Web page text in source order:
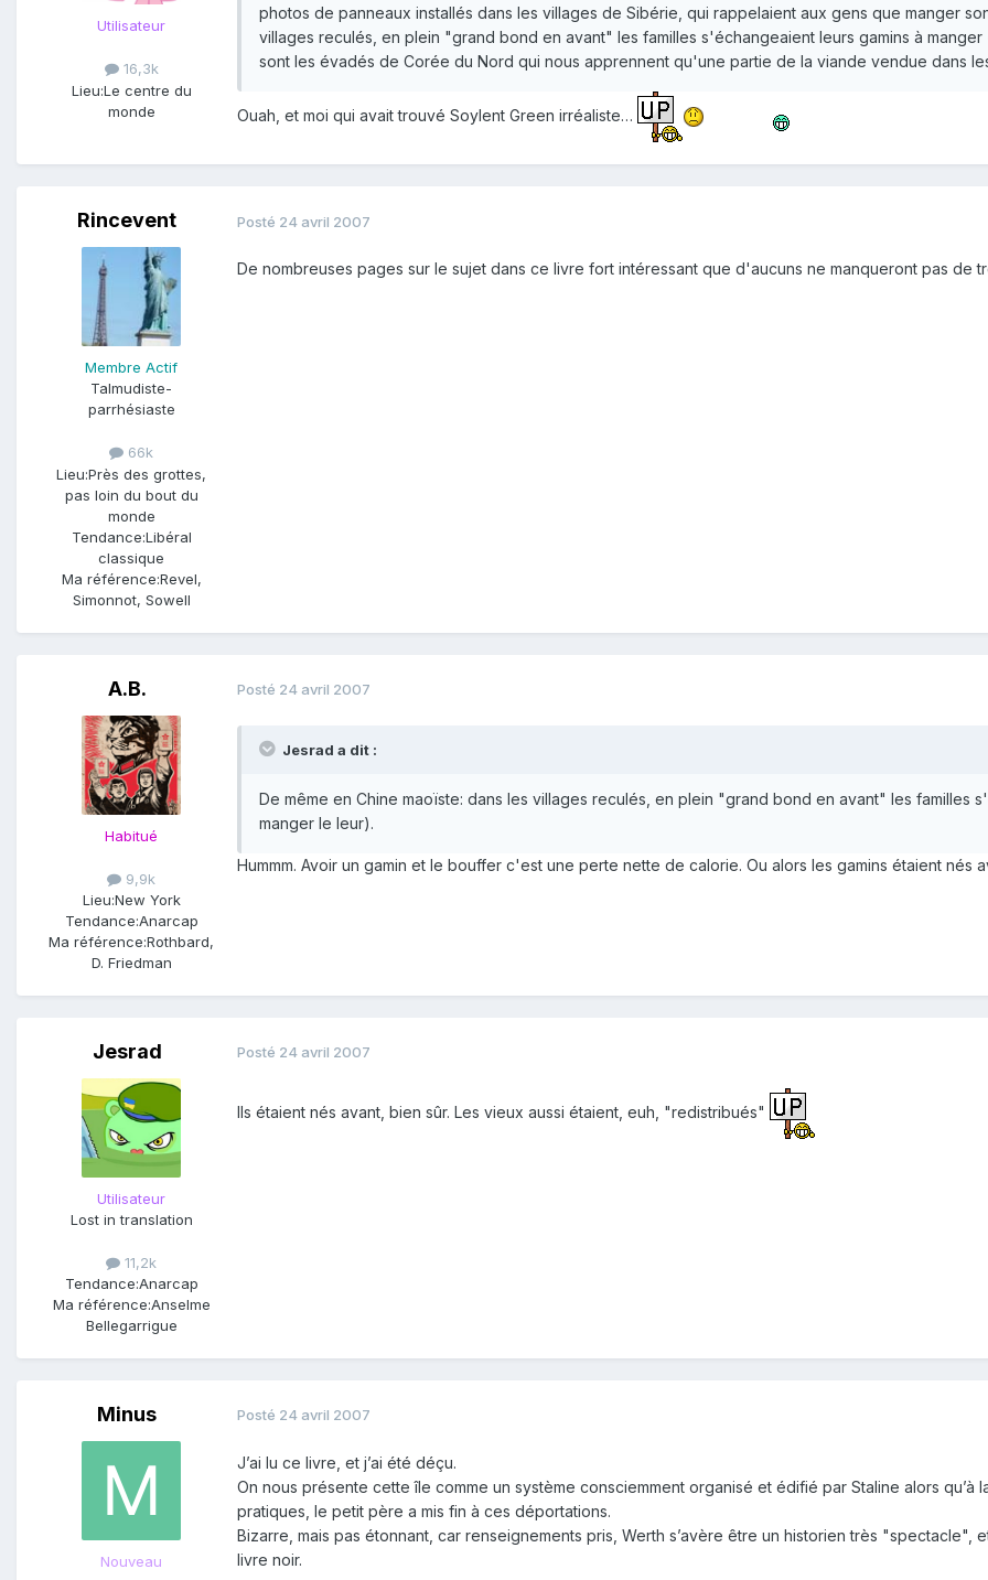
Utilisateur
16,3k
Lieu:Le centre du
monde
photos de panneaux installés dans les villages de Sibérie, qui rappelaient aux gens que manger
villages reculés, en plein "grand bond en avant" les familles s'échangeaient leurs gamins à
sont les évadés de Corée du Nord qui nous apprennent qu'une partie de la viande vendue dans
Ouah, et moi qui avait trouvé Soylent Green irréaliste…
Rincevent
Membre Actif
Talmudiste-
parrhésiaste
66k
Lieu:Près des grottes,
pas loin du bout du
monde
Tendance:Libéral
classique
Ma référence:Revel,
Simonnot, Sowell
Posté 24 avril 2007
De nombreuses pages sur le sujet dans ce livre fort intéressant que d'aucuns ne manqueront pas de
A.B.
Habitué
9,9k
Lieu:New York
Tendance:Anarcap
Ma référence:Rothbard,
D. Friedman
Posté 24 avril 2007
Jesrad a dit :
De même en Chine maoïste: dans les villages reculés, en plein "grand bond en avant" les familles
manger le leur).
Hummm. Avoir un gamin et le bouffer c'est une perte nette de calorie. Ou alors les gamins étaient nés
Jesrad
Utilisateur
Lost in translation
11,2k
Tendance:Anarcap
Ma référence:Anselme
Bellegarrigue
Posté 24 avril 2007
Ils étaient nés avant, bien sûr. Les vieux aussi étaient, euh, "redistribués"
Minus
Nouveau
Posté 24 avril 2007
J’ai lu ce livre, et j’ai été déçu.
On nous présente cette île comme un système consciemment organisé et édifié par Staline alors qu’à
pratiques, le petit père a mis fin à ces déportations.
Bizarre, mais pas étonnant, car renseignements pris, Werth s’avère être un historien très
livre noir.